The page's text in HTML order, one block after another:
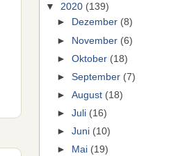
▼ 2020 (139)
►
Dezember (8)
► November (6)
►Oktober (18)
►September (7)
►August (18)
►Juli (16)
►Juni (10)
►
Mai (19)